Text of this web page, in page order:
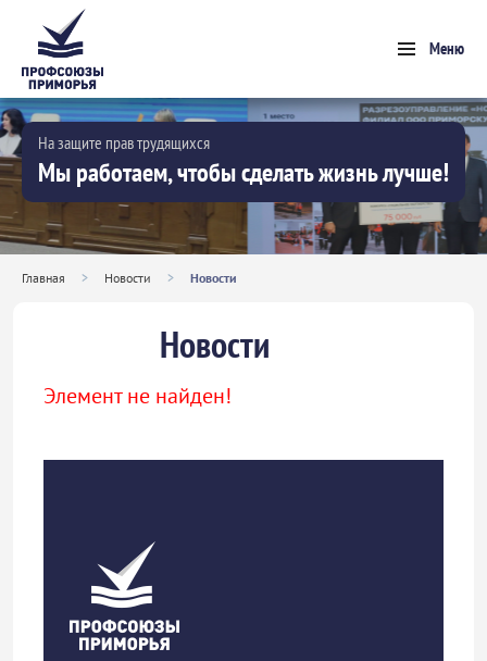
Меню
На защите прав трудящихся
Мы работаем, чтобы сделать жизнь лучше!
Главная > Новости > Новости
Новости
Элемент не найден!